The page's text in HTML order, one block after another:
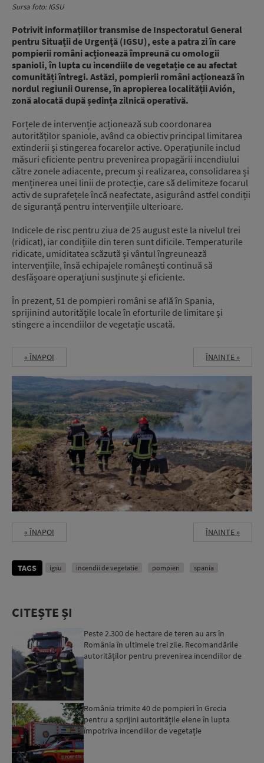
Sursa foto: IGSU
Potrivit informațiilor transmise de Inspectoratul General
pentru Situații de Urgență (IGSU), este a patra zi în care
pompierii români acționează împreună cu omologii
spanioli, în lupta cu incendiile de vegetație ce au afectat
comunități întregi. Astăzi, pompierii români acționează în
nordul regiunii Ourense, în apropierea localității Avión,
zonă alocată după ședința zilnică operativă.
Forțele de intervenție acționează sub coordonarea
autorităților spaniole, având ca obiectiv principal limitarea
extinderii și stingerea focarelor active. Operațiunile includ
măsuri eficiente pentru prevenirea propagării incendiului
către zonele adiacente, precum și realizarea, consolidarea și
menținerea unei linii de protecție, care să delimiteze focarul
activ de suprafețele încă neafectate, asigurând astfel condiții
de siguranță pentru intervențiile ulterioare.
Indicele de risc pentru ziua de 25 august este la nivelul trei
(ridicat), iar condițiile din teren sunt dificile. Temperaturile
ridicate, umiditatea scăzută și vântul îngreunează
intervențiile, însă echipajele românești continuă să
desfășoare operațiuni susținute și eficiente.
În prezent, 51 de pompieri români se află în Spania,
sprijinind autoritățile locale în eforturile de limitare și
stingere a incendiilor de vegetație uscată.
« ÎNAPOI ÎNAINTE »
« ÎNAPOI ÎNAINTE »
TAGS igsu incendii de vegetatie pompieri spania
CITEȘTE ȘI
Peste 2.300 de hectare de teren au ars în
România în ultimele trei zile. Recomandările
autorităților pentru prevenirea incendiilor de
România trimite 40 de pompieri în Grecia
pentru a sprijini autoritățile elene în lupta
împotriva incendiilor de vegetație